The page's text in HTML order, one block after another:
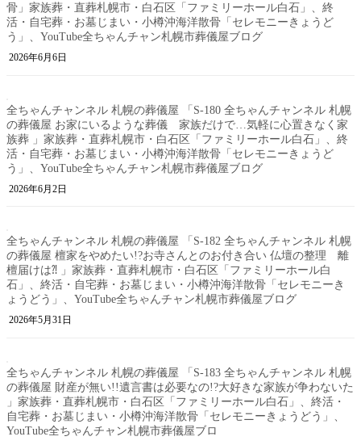
骨」家族葬・直葬札幌市・白石区「ファミリーホール白石」、終
活・自宅葬・お墓じまい・小樽沖海洋散骨「セレモニーきょうど
う」、YouTube全ちゃんチャン札幌市葬儀屋ブログ
2026年6月6日
全ちゃんチャンネル 札幌の葬儀屋 「S-180 全ちゃんチャンネル 札幌
の葬儀屋 お家にいるような葬儀 家族だけで…気軽に心置きなく家
族葬 」家族葬・直葬札幌市・白石区「ファミリーホール白石」、終
活・自宅葬・お墓じまい・小樽沖海洋散骨「セレモニーきょうど
う」、YouTube全ちゃんチャン札幌市葬儀屋ブログ
2026年6月2日
全ちゃんチャンネル 札幌の葬儀屋 「S-182 全ちゃんチャンネル 札幌
の葬儀屋 檀家をやめたい!?お寺さんとのお付き合い 仏壇の整理 離
檀届けは⁈ 」家族葬・直葬札幌市・白石区「ファミリーホール白
石」、終活・自宅葬・お墓じまい・小樽沖海洋散骨「セレモニーき
ょうどう」、YouTube全ちゃんチャン札幌市葬儀屋ブログ
2026年5月31日
全ちゃんチャンネル 札幌の葬儀屋 「S-183 全ちゃんチャンネル 札幌
の葬儀屋 財産が無い!!遺言書は必要なの!?大好きな家族が争わないた
」家族葬・直葬札幌市・白石区「ファミリーホール白石」、終活・
自宅葬・お墓じまい・小樽沖海洋散骨「セレモニーきょうどう」、
YouTube全ちゃんチャン札幌市葬儀屋ブロ